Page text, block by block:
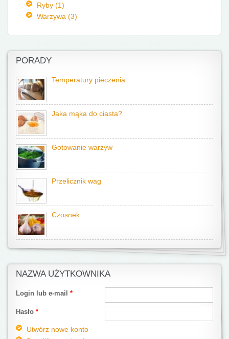
Ryby (1)
Warzywa (3)
PORADY
Temperatury pieczenia
Jaka mąka do ciasta?
Gotowanie warzyw
Przelicznik wag
Czosnek
NAZWA UŻYTKOWNIKA
Login lub e-mail *
Hasło *
Utwórz nowe konto